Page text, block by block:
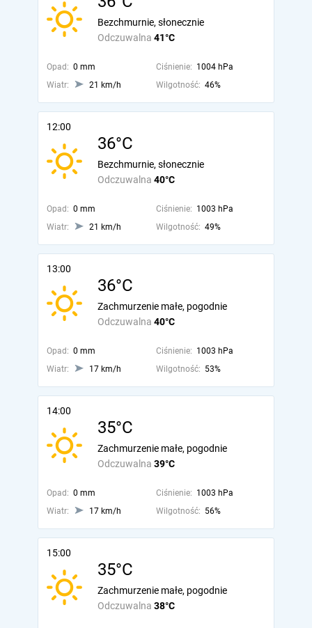
Odczuwalna 41°C
Bezchmurnie, słonecznie
Opad: 0 mm Ciśnienie: 1004 hPa
Wiatr:
21 km/h Wilgotność: 46%
12:00
36°C
Odczuwalna 40°C
Bezchmurnie, słonecznie
Opad: 0 mm Ciśnienie: 1003 hPa
Wiatr:
21 km/h Wilgotność: 49%
13:00
36°C
Odczuwalna 40°C
Zachmurzenie małe, pogodnie
Opad: 0 mm Ciśnienie: 1003 hPa
Wiatr:
17 km/h Wilgotność: 53%
14:00
35°C
Odczuwalna 39°C
Zachmurzenie małe, pogodnie
Opad: 0 mm Ciśnienie: 1003 hPa
Wiatr:
17 km/h Wilgotność: 56%
15:00
35°C
Odczuwalna 38°C
Zachmurzenie małe, pogodnie